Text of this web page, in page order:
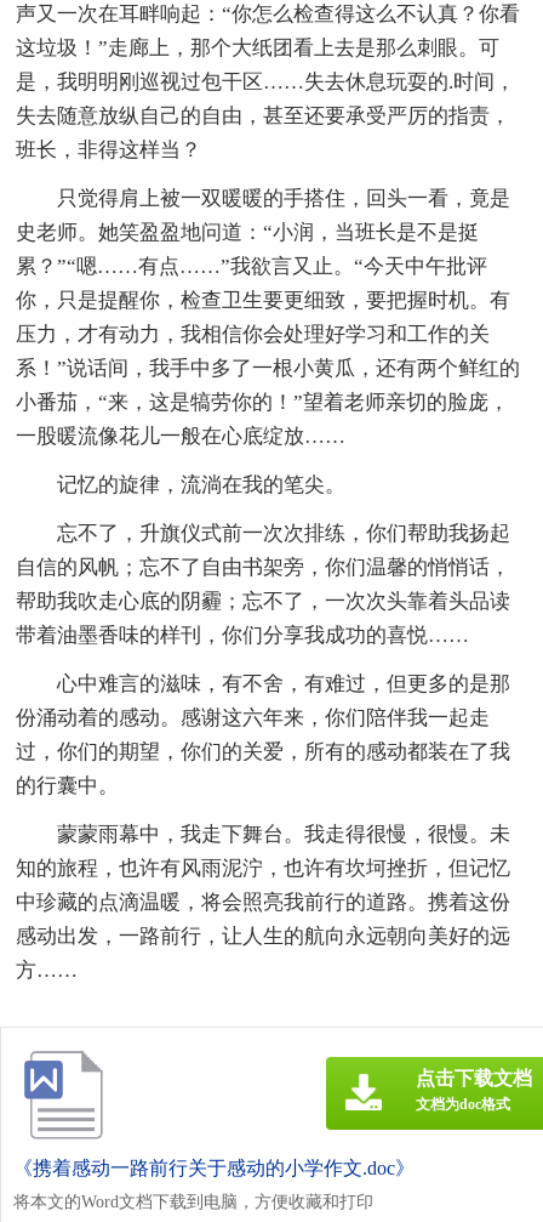
声又一次在耳畔响起：“你怎么检查得这么不认真？你看
这垃圾！”走廊上，那个大纸团看上去是那么刺眼。可
是，我明明刚巡视过包干区……失去休息玩耍的.时间，
失去随意放纵自己的自由，甚至还要承受严厉的指责，
班长，非得这样当？
只觉得肩上被一双暖暖的手搭住，回头一看，竟是
史老师。她笑盈盈地问道：“小润，当班长是不是挺
累？”“嗯……有点……”我欲言又止。“今天中午批评
你，只是提醒你，检查卫生要更细致，要把握时机。有
压力，才有动力，我相信你会处理好学习和工作的关
系！”说话间，我手中多了一根小黄瓜，还有两个鲜红的
小番茄，“来，这是犒劳你的！”望着老师亲切的脸庞，
一股暖流像花儿一般在心底绽放……
记忆的旋律，流淌在我的笔尖。
忘不了，升旗仪式前一次次排练，你们帮助我扬起
自信的风帆；忘不了自由书架旁，你们温馨的悄悄话，
帮助我吹走心底的阴霾；忘不了，一次次头靠着头品读
带着油墨香味的样刊，你们分享我成功的喜悦……
心中难言的滋味，有不舍，有难过，但更多的是那
份涌动着的感动。感谢这六年来，你们陪伴我一起走
过，你们的期望，你们的关爱，所有的感动都装在了我
的行囊中。
蒙蒙雨幕中，我走下舞台。我走得很慢，很慢。未
知的旅程，也许有风雨泥泞，也许有坎坷挫折，但记忆
中珍藏的点滴温暖，将会照亮我前行的道路。携着这份
感动出发，一路前行，让人生的航向永远朝向美好的远
方……
《携着感动一路前行关于感动的小学作文.doc》
将本文的Word文档下载到电脑，方便收藏和打印
点击下载文档
文档为doc格式